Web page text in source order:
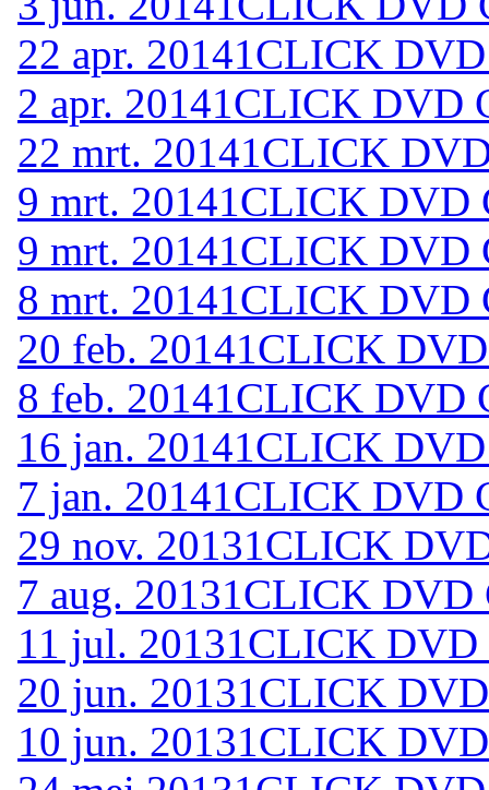
22 apr. 20141CLICK
2 apr. 20141CLICK DVD
22 mrt. 20141CLICK
9 mrt. 20141CLICK DVD
9 mrt. 20141CLICK DVD
8 mrt. 20141CLICK DVD
20 feb. 20141CLICK
8 feb. 20141CLICK DVD
16 jan. 20141CLICK
7 jan. 20141CLICK DVD
29 nov. 20131CLICK
7 aug. 20131CLICK DVD
11 jul. 20131CLICK DVD
20 jun. 20131CLICK
10 jun. 20131CLICK